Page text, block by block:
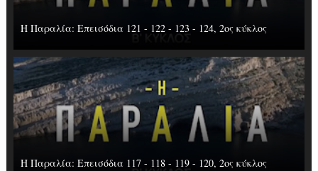
Η Παραλία: Επεισόδια 121 - 122 - 123 - 124, 2ος κύκλος
Η Παραλία: Επεισόδια 117 - 118 - 119 - 120, 2ος κύκλος